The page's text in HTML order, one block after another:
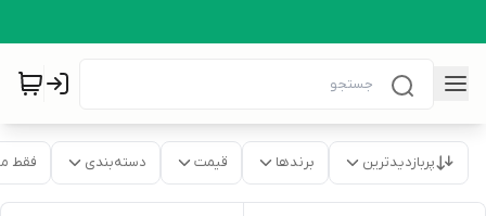
پربازدیدترین برندها قیمت دسته‌بندی فقط